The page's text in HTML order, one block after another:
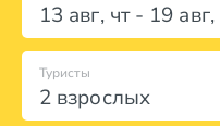
13 авг, чт- 19 авг,
2 взрослых
Туристы